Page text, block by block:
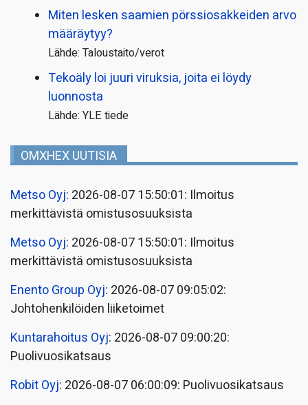
Miten lesken saamien pörssi­osakkeiden arvo
määräytyy?
Lähde: Taloustaito/verot
Tekoäly loi juuri viruksia, joita ei löydy
luonnosta
Lähde: YLE tiede
OMXHEX UUTISIA
Metso Oyj: 2026-08-07 15:50:01: Ilmoitus
merkittävistä omistusosuuksista
Metso Oyj: 2026-08-07 15:50:01: Ilmoitus
merkittävistä omistusosuuksista
Enento Group Oyj: 2026-08-07 09:05:02:
Johtohenkilöiden liiketoimet
Kuntarahoitus Oyj: 2026-08-07 09:00:20:
Puolivuosikatsaus
Robit Oyj: 2026-08-07 06:00:09: Puolivuosikatsaus